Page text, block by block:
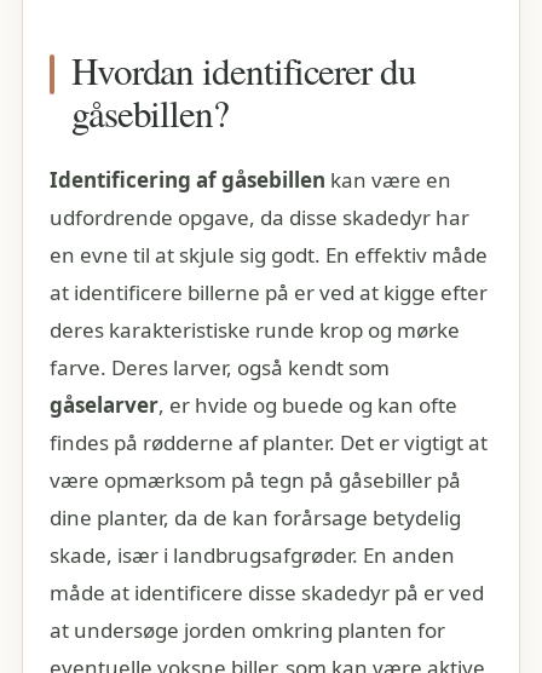
Hvordan identificerer du
gåsebillen?
Identificering af gåsebillen kan være en
udfordrende opgave, da disse skadedyr har
en evne til at skjule sig godt. En effektiv måde
at identificere billerne på er ved at kigge efter
deres karakteristiske runde krop og mørke
farve. Deres larver, også kendt som
gåselarver, er hvide og buede og kan ofte
findes på rødderne af planter. Det er vigtigt at
være opmærksom på tegn på gåsebiller på
dine planter, da de kan forårsage betydelig
skade, især i landbrugsafgrøder. En anden
måde at identificere disse skadedyr på er ved
at undersøge jorden omkring planten for